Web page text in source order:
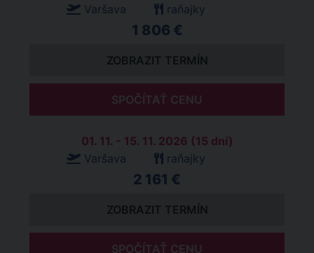
Varšava
raňajky
1 806 €
ZOBRAZIT TERMÍN
SPOČÍTAŤ CENU
01. 11. - 15. 11. 2026 (15 dní)
Varšava
raňajky
2 161 €
ZOBRAZIT TERMÍN
SPOČÍTAŤ CENU